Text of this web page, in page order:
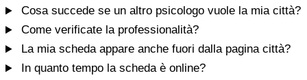
Cosa succede se un altro psicologo vuole la mia città?
Come verificate la professionalità?
La mia scheda appare anche fuori dalla pagina città?
In quanto tempo la scheda è online?